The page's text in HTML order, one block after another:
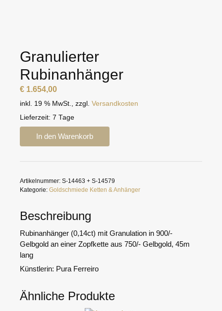
Granulierter
Rubinanhänger
€ 1.654,00
inkl. 19 % MwSt. zzgl. Versandkosten
Lieferzeit: 7 Tage
In den Warenkorb
Artikelnummer: S-14463 + S-14579
Kategorie: Goldschmiede Ketten & Anhänger
Beschreibung
Rubinanhänger (0,14ct) mit Granulation in 900/-
Gelbgold an einer Zopfkette aus 750/- Gelbgold, 45m
lang
Künstlerin: Pura Ferreiro
Ähnliche Produkte